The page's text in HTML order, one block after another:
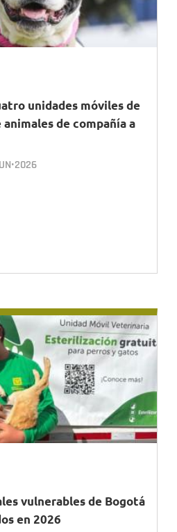
unidades móviles de
de compañía a
vulnerables de Bogotá
en 2026